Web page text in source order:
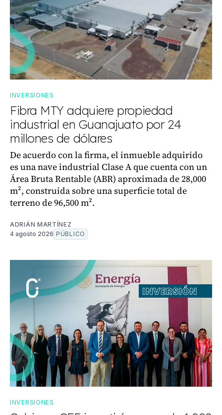
INVERSIONES
Fibra MTY adquiere propiedad
industrial en Guanajuato por 24
millones de dólares
De acuerdo con la firma, el inmueble adquirido
es una nave industrial Clase A que cuenta con un
Área Bruta Rentable (ABR) aproximada de 28,000
m², construida sobre una superficie total de
terreno de 96,500 m².
ADRIÁN MARTÍNEZ
4 agosto 2026 PÚBLICO
INVERSIONES